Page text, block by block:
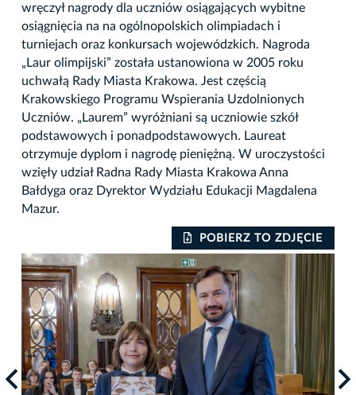
wręczył nagrody dla uczniów osiągających wybitne
osiągnięcia na na ogólnopolskich olimpiadach i
turniejach oraz konkursach wojewódzkich. Nagroda
„Laur olimpijski” została ustanowiona w 2005 roku
uchwałą Rady Miasta Krakowa. Jest częścią
Krakowskiego Programu Wspierania Uzdolnionych
Uczniów. „Laurem” wyróżniani są uczniowie szkół
podstawowych i ponadpodstawowych. Laureat
otrzymuje dyplom i nagrodę pieniężną. W uroczystości
wzięły udział Radna Rady Miasta Krakowa Anna
Bałdyga oraz Dyrektor Wydziału Edukacji Magdalena
Mazur.
POBIERZ TO ZDJĘCIE